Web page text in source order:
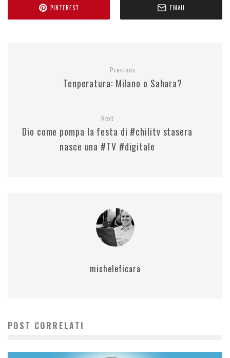
PINTEREST EMAIL
Previous
Tenperatura: Milano o Sahara?
Next
Dio come pompa la festa di #chilitv stasera
nasce una #TV #digitale
micheleficara
POST CORRELATI